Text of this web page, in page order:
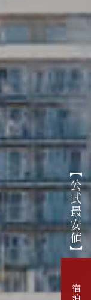
【公式最安値】